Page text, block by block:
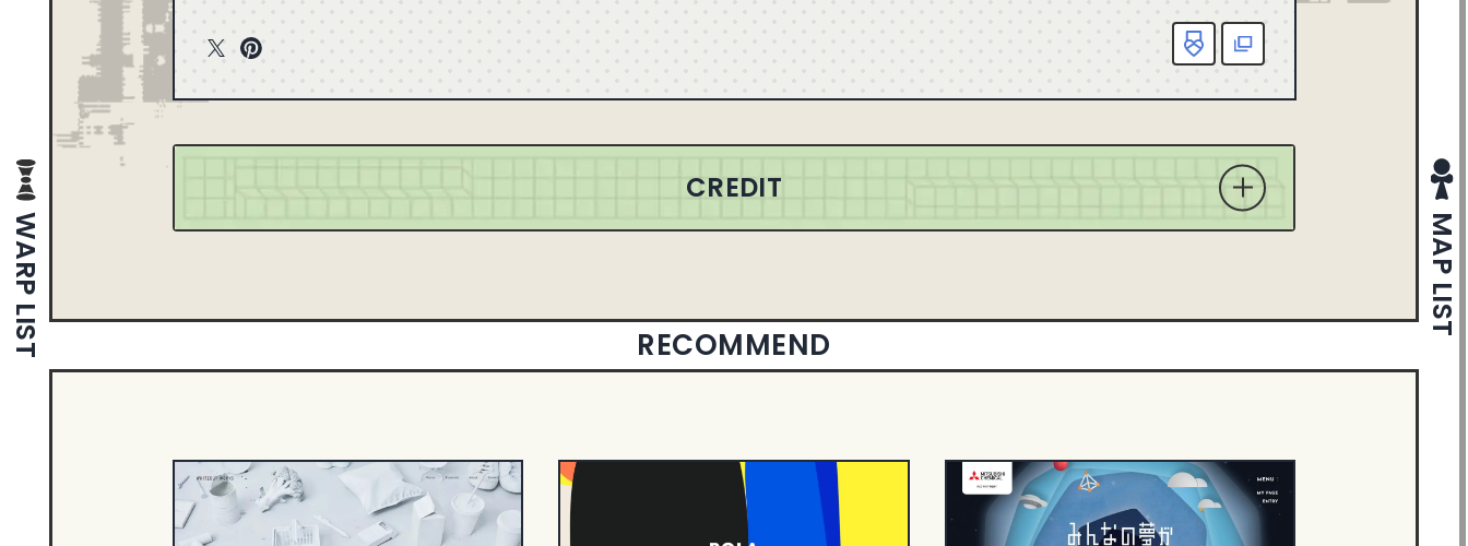
WARP LIST
2014
2013
2005 1
MAP LIST
ter ere
CREDIT
RECOMMEND